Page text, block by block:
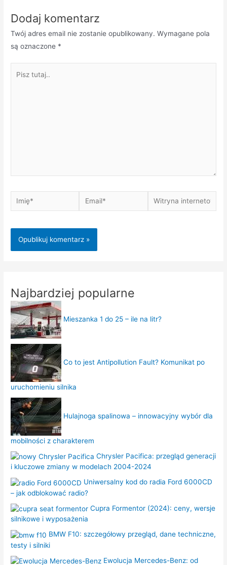
Dodaj komentarz
Twój adres email nie zostanie opublikowany. Wymagane pola
są oznaczone *
Imię* Email*
Witryna
internetowa
Najbardziej popularne
Mieszanka 1 do 25 – ile na litr?
Co to jest Antipollution Fault? Komunikat po
uruchomieniu silnika
Hulajnoga spalinowa – innowacyjny wybór dla
mobilności z charakterem
Chrysler Pacifica: przegląd generacji
i kluczowe zmiany w modelach 2004-2024
Uniwersalny kod do radia Ford 6000CD
– jak odblokować radio?
Cupra Formentor (2024): ceny, wersje
silnikowe i wyposażenia
BMW F10: szczegółowy przegląd, dane techniczne,
testy i silniki
Ewolucja Mercedes-Benz: od